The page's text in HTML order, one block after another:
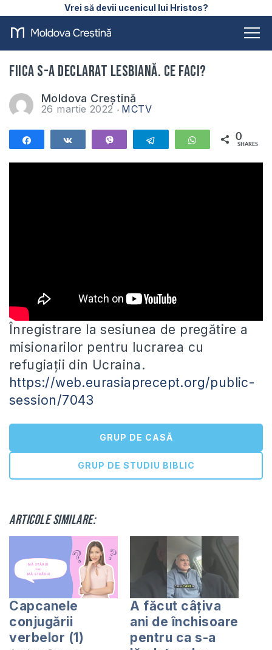
Vrei să devii ucenicul lui Hristos?
Fiica s-a declarat lesbiană. Ce faci?
Moldova Creștină
26 martie 2022 MCTV
Telegram WhatsApp
0
SHARES
Înregistrare la sesiunea de pregătire a
misionarilor pentru lucrarea cu
refugiații din Ucraina.
https://web.eurasiaprecept.org/public-
session/7043
GRUP DE CASĂ
GRUP DE STUDIU BIBLIC
Articole similare:
Capcanele
conjugării
verbelor (1)
A făcut câțiva
ani de închisoare
pentru ca s-a